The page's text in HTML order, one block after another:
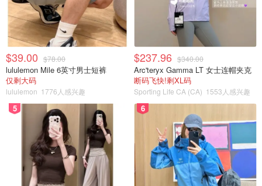
$39.00 $78.00
lululemon Mile 6英寸男士短裤
仅剩大码
lululemon 1776人感兴趣
$237.96 $340.00
Arc'teryx Gamma LT 女士连帽夹克
断码飞快!剩XL码
Sporting Life CA (CA) 1553人感兴趣
5 6